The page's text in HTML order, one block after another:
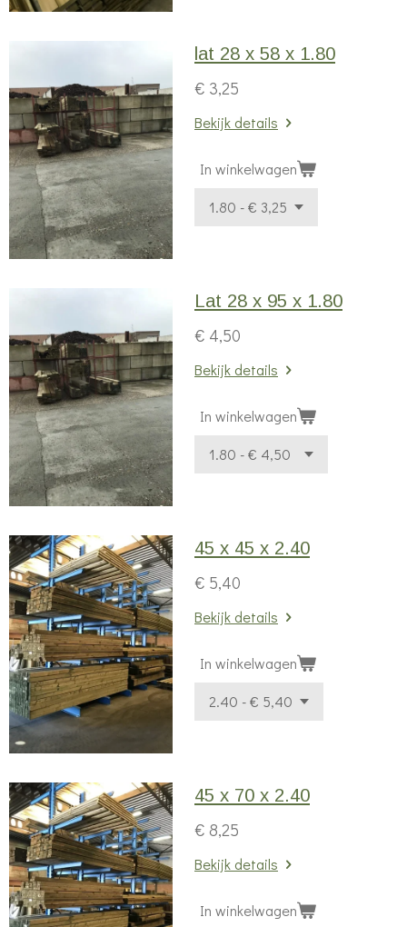
lat 28 x 58 x 1.80
€ 3,25
Bekijk details
In winkelwagen
Lat 28 x 95 x 1.80
€ 4,50
Bekijk details
In winkelwagen
45 x 45 x 2.40
€ 5,40
Bekijk details
In winkelwagen
45 x 70 x 2.40
€ 8,25
Bekijk details
In winkelwagen